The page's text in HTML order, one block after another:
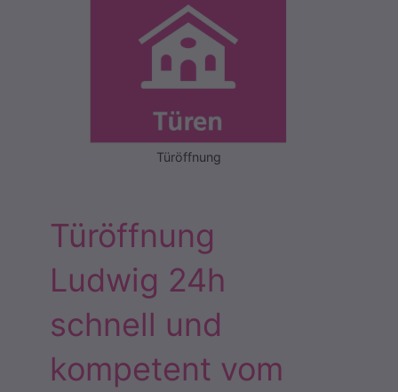
Türöffnung
Türöffnung
Ludwig 24h
schnell und
kompetent vom